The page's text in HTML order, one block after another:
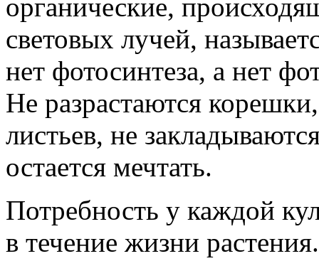
органические,
световых лучей,
нет фотосинтеза, а нет
Не разрастаются
листьев, не
остается мечтать.
Потребность у каждой
в течение жизни